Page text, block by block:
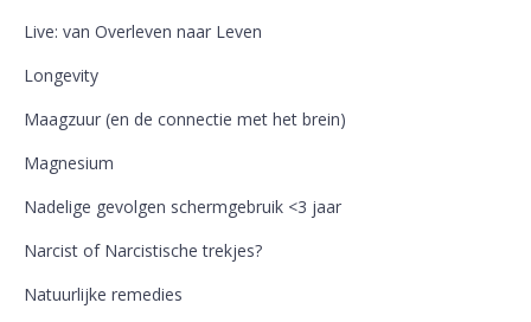
Live: van Overleven naar Leven
Longevity
Maagzuur (en de connectie met het brein)
Magnesium
Nadelige gevolgen schermgebruik <3 jaar
Narcist of Narcistische trekjes?
Natuurlijke remedies